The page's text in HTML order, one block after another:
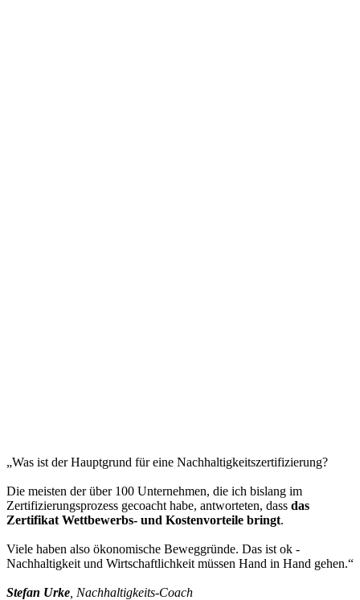
„Was ist der Hauptgrund für eine Nachhaltigkeitszertifizierung?
Die meisten der über 100 Unternehmen, die ich bislang im
Zertifizierungsprozess gecoacht habe, antworteten, dass das
Zertifikat Wettbewerbs- und Kostenvorteile bringt.
Viele haben also ökonomische Beweggründe. Das ist ok -
Nachhaltigkeit und Wirtschaftlichkeit müssen Hand in Hand gehen.“
Stefan Urke , Nachhaltigkeits-Coach